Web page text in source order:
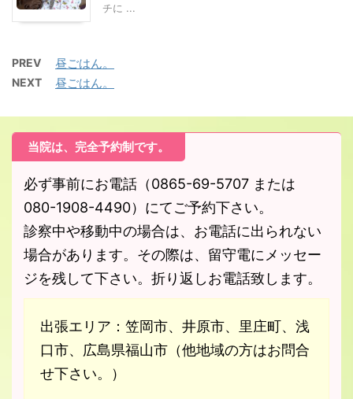
チに ...
PREV 昼ごはん。
NEXT 昼ごはん。
当院は、完全予約制です。
必ず事前にお電話（0865-69-5707 または
080-1908-4490）にてご予約下さい。
診察中や移動中の場合は、お電話に出られない
場合があります。その際は、留守電にメッセー
ジを残して下さい。折り返しお電話致します。
出張エリア：笠岡市、井原市、里庄町、浅
口市、広島県福山市（他地域の方はお問合
せ下さい。）